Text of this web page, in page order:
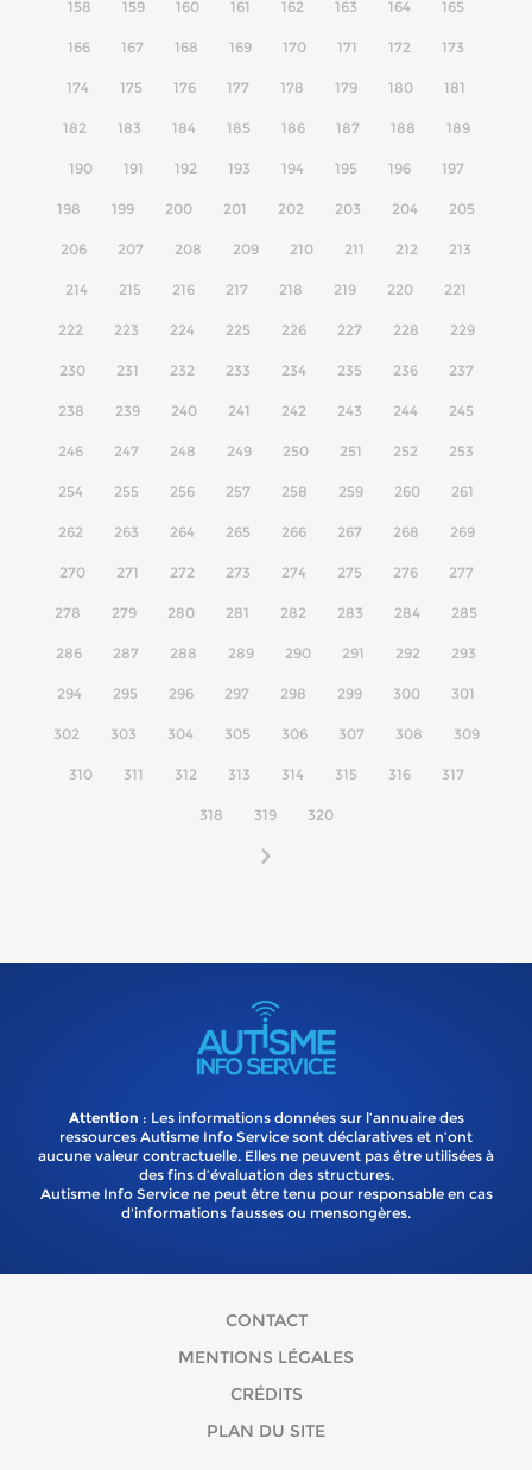
158 159 160 161 162 163 164 165
166 167 168 169 170 171 172 173
174 175 176 177 178 179 180 181
182 183 184 185 186 187 188 189
190 191 192 193 194 195 196 197
198 199 200 201 202 203 204 205
206 207 208 209 210 211 212 213
214 215 216 217 218 219 220 221
222 223 224 225 226 227 228 229
230 231 232 233 234 235 236 237
238 239 240 241 242 243 244 245
246 247 248 249 250 251 252 253
254 255 256 257 258 259 260 261
262 263 264 265 266 267 268 269
270 271 272 273 274 275 276 277
278 279 280 281 282 283 284 285
286 287 288 289 290 291 292 293
294 295 296 297 298 299 300 301
302 303 304 305 306 307 308 309
310 311 312 313 314 315 316 317
318 319 320
Attention : Les informations données sur l’annuaire des
ressources Autisme Info Service sont déclaratives et n’ont
aucune valeur contractuelle. Elles ne peuvent pas être utilisées à
des fins d’évaluation des structures.
Autisme Info Service ne peut être tenu pour responsable en cas
d'informations fausses ou mensongères.
CONTACT
MENTIONS LÉGALES
CRÉDITS
PLAN DU SITE